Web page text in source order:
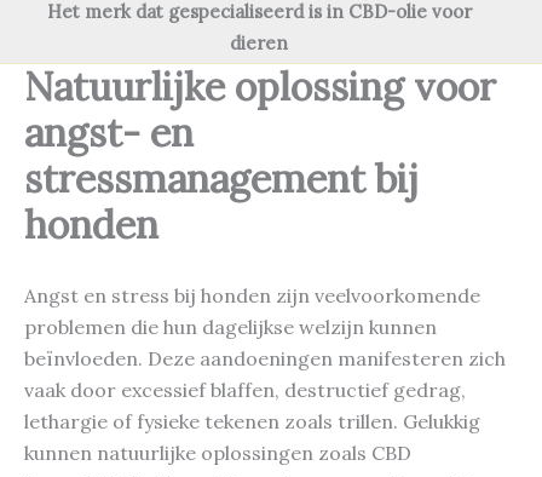
Het merk dat gespecialiseerd is in CBD-olie voor
dieren
Natuurlijke oplossing voor
angst- en
stressmanagement bij
honden
Angst en stress bij honden zijn veelvoorkomende
problemen die hun dagelijkse welzijn kunnen
beïnvloeden. Deze aandoeningen manifesteren zich
vaak door excessief blaffen, destructief gedrag,
lethargie of fysieke tekenen zoals trillen. Gelukkig
kunnen natuurlijke oplossingen zoals CBD